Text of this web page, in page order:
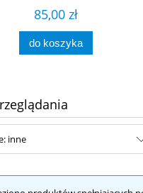
85,00 zł
do koszyka
inne